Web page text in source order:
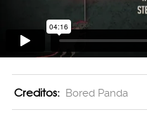
Creditos: Bored Panda